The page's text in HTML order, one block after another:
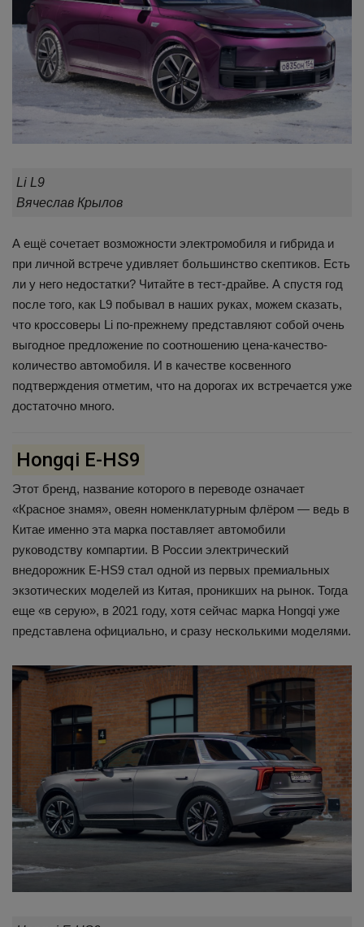
Li L9
Вячеслав Крылов
А ещё сочетает возможности электромобиля и гибрида и
при личной встрече удивляет большинство скептиков. Есть
ли у него недостатки? Читайте в тест-драйве. А спустя год
после того, как L9 побывал в наших руках, можем сказать,
что кроссоверы Li по-прежнему представляют собой очень
выгодное предложение по соотношению цена-качество-
количество автомобиля. И в качестве косвенного
подтверждения отметим, что на дорогах их встречается уже
достаточно много.
Hongqi E-HS9
Этот бренд, название которого в переводе означает
«Красное знамя», овеян номенклатурным флёром — ведь в
Китае именно эта марка поставляет автомобили
руководству компартии. В России электрический
внедорожник E-HS9 стал одной из первых премиальных
экзотических моделей из Китая, проникших на рынок. Тогда
еще «в серую», в 2021 году, хотя сейчас марка Hongqi уже
представлена официально, и сразу несколькими моделями.